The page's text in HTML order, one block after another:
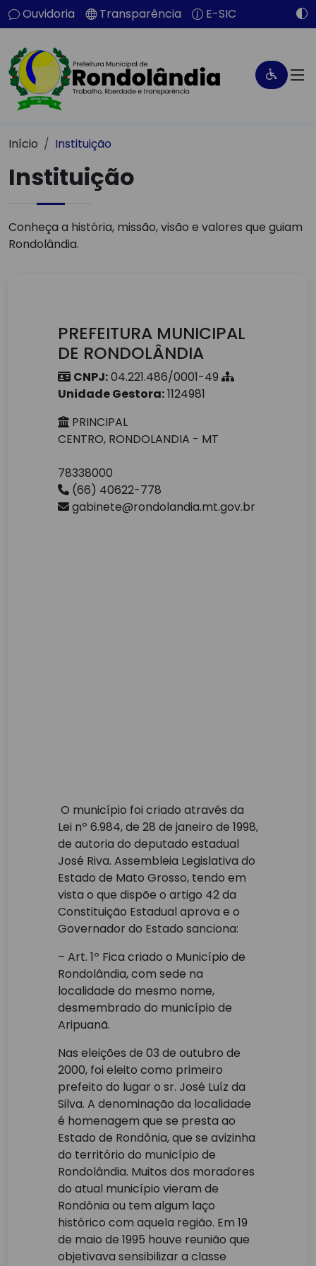
Ouvidoria Transparência E-SIC
Início Instituição
Instituição
Conheça a história, missão, visão e valores que guiam
Rondolândia.
PREFEITURA MUNICIPAL
DE RONDOLÂNDIA
CNPJ:04.221.486/0001-49
Unidade Gestora:1124981
PRINCIPAL
CENTRO, RONDOLANDIA - MT
78338000
(66) 40622-778
gabinete@rondolandia.mt.gov.br
O município foi criado através da
Lei nº 6.984, de 28 de janeiro de 1998,
de autoria do deputado estadual
José Riva. Assembleia Legislativa do
Estado de Mato Grosso, tendo em
vista o que dispõe o artigo 42 da
Constituição Estadual aprova e o
Governador do Estado sanciona:
– Art. 1º Fica criado o Município de
Rondolândia, com sede na
localidade do mesmo nome,
desmembrado do município de
Aripuanã.
Nas eleições de 03 de outubro de
2000, foi eleito como primeiro
prefeito do lugar o sr. José Luíz da
Silva. A denominação da localidade
é homenagem que se presta ao
Estado de Rondônia, que se avizinha
do território do município de
Rondolândia. Muitos dos moradores
do atual município vieram de
Rondônia ou tem algum laço
histórico com aquela região. Em 19
de maio de 1995 houve reunião que
objetivava sensibilizar a classe